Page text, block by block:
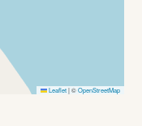
Leaflet |©OpenStreetMap